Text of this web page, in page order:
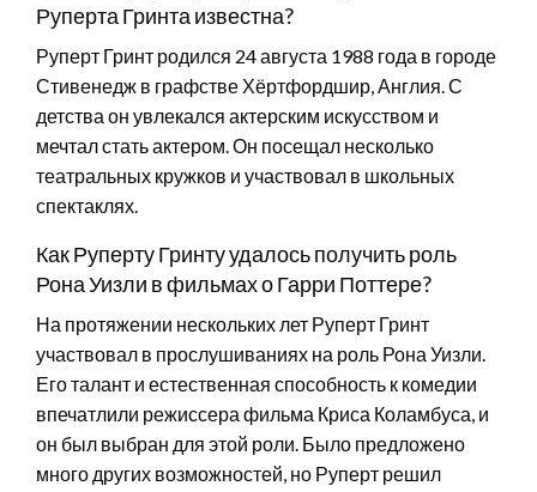
Руперта Гринта известна?
Руперт Гринт родился 24 августа 1988 года в городе
Стивенедж в графстве Хёртфордшир, Англия. С
детства он увлекался актерским искусством и
мечтал стать актером. Он посещал несколько
театральных кружков и участвовал в школьных
спектаклях.
Как Руперту Гринту удалось получить роль
Рона Уизли в фильмах о Гарри Поттере?
На протяжении нескольких лет Руперт Гринт
участвовал в прослушиваниях на роль Рона Уизли.
Его талант и естественная способность к комедии
впечатлили режиссера фильма Криса Коламбуса, и
он был выбран для этой роли. Было предложено
много других возможностей, но Руперт решил